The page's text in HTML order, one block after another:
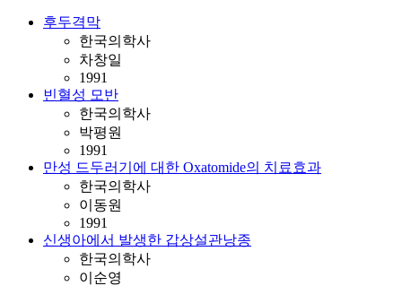
후두격막
한국의학사
차창일
1991
빈혈성 모반
한국의학사
박평원
1991
만성 드두러기에 대한 Oxatomide의 치료효과
한국의학사
이동원
1991
신생아에서 발생한 갑상설관낭종
한국의학사
이순영